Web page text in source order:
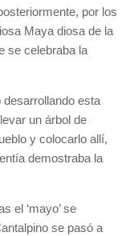
por los
Maya diosa de la
se celebraba la
esta
un árbol de
y colocarlo allí,
demostraba la
el ‘mayo’ se
se pasó a